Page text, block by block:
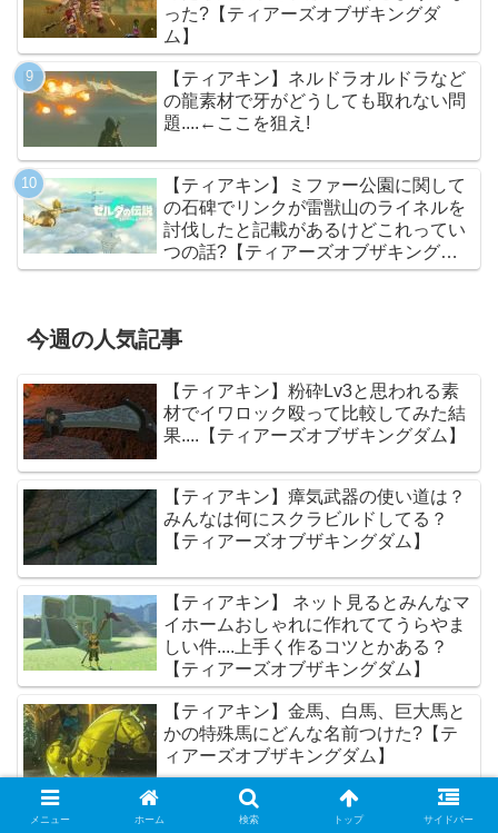
った?【ティアーズオブザキングダ
ム】
【ティアキン】ネルドラオルドラなど
の龍素材で牙がどうしても取れない問
題....←ここを狙え!
【ティアキン】ミファー公園に関して
の石碑でリンクが雷獣山のライネルを
討伐したと記載があるけどこれってい
つの話?【ティアーズオブザキングダ
ム】
今週の人気記事
【ティアキン】粉砕Lv3と思われる素
材でイワロック殴って比較してみた結
果....【ティアーズオブザキングダム】
【ティアキン】瘴気武器の使い道は？
みんなは何にスクラビルドしてる？
【ティアーズオブザキングダム】
【ティアキン】 ネット見るとみんなマ
イホームおしゃれに作れててうらやま
しい件....上手く作るコツとかある？
【ティアーズオブザキングダム】
【ティアキン】金馬、白馬、巨大馬と
かの特殊馬にどんな名前つけた?【テ
ィアーズオブザキングダム】
【ティアキン】森人の剣とか槍って何
メニュー ホーム 検索 トップ サイドバー